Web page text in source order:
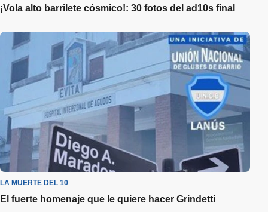
¡Vola alto barrilete cósmico!: 30 fotos del ad10s final
LA MUERTE DEL 10
El fuerte homenaje que le quiere hacer Grindetti